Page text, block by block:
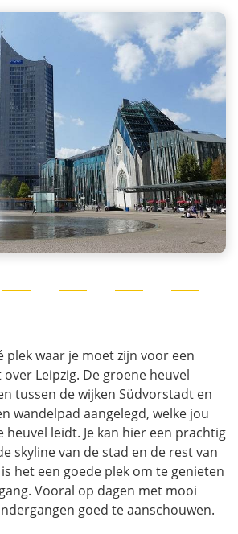
plek waar je moet zijn voor een
Leipzig. De groene heuvel
tussen de wijken Südvorstadt en
wandelpad aangelegd, welke jou
heuvel leidt. Je kan hier een prachtig
skyline van de stad en de rest van
het een goede plek om te genieten
Vooral op dagen met mooi
goed te aanschouwen.